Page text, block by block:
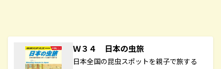
Ｗ３４ 日本の虫旅
日本全国の昆虫スポットを親子で旅する